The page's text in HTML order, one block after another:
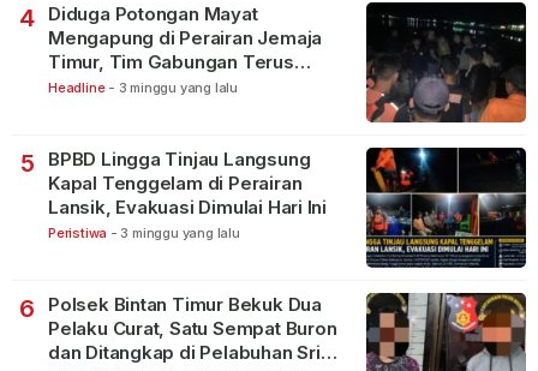
4
Diduga Potongan Mayat
Mengapung di Perairan Jemaja
Timur, Tim Gabungan Terus
Lakukan Pencarian
Headline - 3 minggu yang lalu
5
BPBD Lingga Tinjau Langsung
Kapal Tenggelam di Perairan
Lansik, Evakuasi Dimulai Hari Ini
Peristiwa - 3 minggu yang lalu
6
Polsek Bintan Timur Bekuk Dua
Pelaku Curat, Satu Sempat Buron
dan Ditangkap di Pelabuhan Sri